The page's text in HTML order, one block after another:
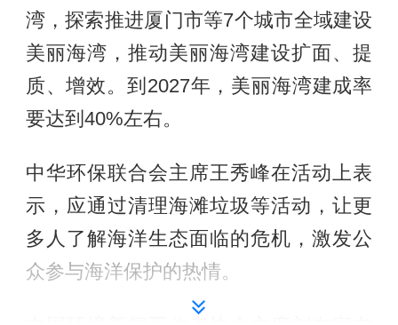
湾，探索推进厦门市等7个城市全域建设
美丽海湾，推动美丽海湾建设扩面、提
质、增效。到2027年，美丽海湾建成率
要达到40%左右。
中华环保联合会主席王秀峰在活动上表
示，应通过清理海滩垃圾等活动，让更
多人了解海洋生态面临的危机，激发公
众参与海洋保护的热情。